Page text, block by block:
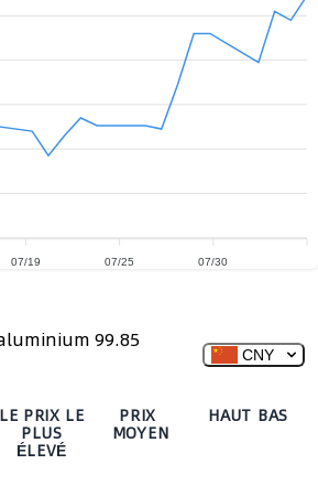
07/19 07/25 07/30
99.85
CNY
LE PRIX LE
PLUS
ÉLEVÉ
PRIX ​​
MOYEN
HAUT BAS